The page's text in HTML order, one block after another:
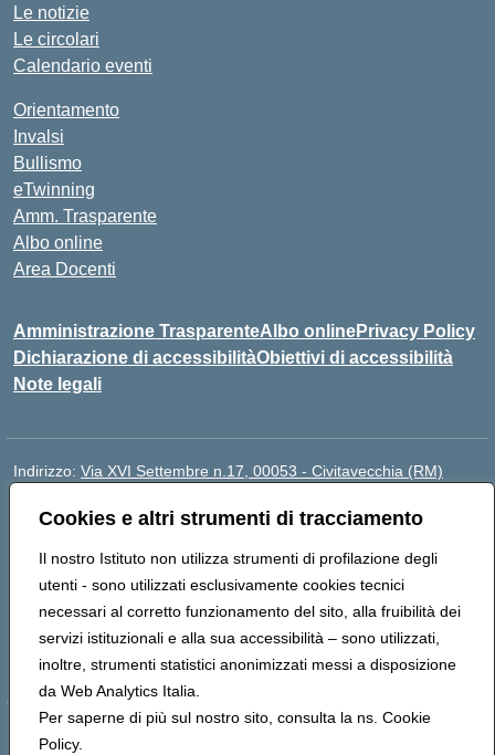
Cookies e altri strumenti di tracciamento
Il nostro Istituto non utilizza strumenti di profilazione degli
utenti - sono utilizzati esclusivamente cookies tecnici
necessari al corretto funzionamento del sito, alla fruibilità dei
servizi istituzionali e alla sua accessibilità – sono utilizzati,
inoltre, strumenti statistici anonimizzati messi a disposizione
da Web Analytics Italia.
Per saperne di più sul nostro sito, consulta la ns. Cookie
Policy.
Le notizie
Le circolari
Calendario eventi
Orientamento
Invalsi
Bullismo
eTwinning
Amm. Trasparente
Albo online
Area Docenti
Amministrazione TrasparenteAlbo onlinePrivacy Policy
Dichiarazione di accessibilitàObiettivi di accessibilità
Note legali
Indirizzo: Via XVI Settembre n.17, 00053 - Civitavecchia (RM)
Posta elettronica certificata (PEC):rmic8gq00r@pec.istruzione.it
Codice fiscale: 91064900581
Codice meccanografico: RMIC8GQ00R
Codice Indice delle Pubbliche Amministrazioni (IPA):